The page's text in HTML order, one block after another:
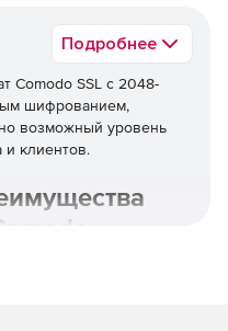
Подробнее
Comodo SSL с 2048-
шифрованием,
возможный уровень
и клиентов.